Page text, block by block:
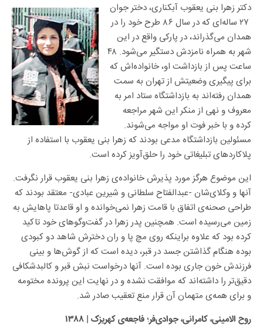
دکتر زهرا بنی یعقوب آبکناری، دختر جوان
۲۷ ساله‌ای که در سال ۸۶ طرح خود را در
همدان می‌گذراند، در پارکی واقع در این
شهر به همراه نامزدش دستگیر می‌شود. ۴۸
ساعت پس از بازداشت او، خانواده‌اش که
برای پیگیری وضعیتش از تهران به سمت
همدان رفته‌اند به بازداشتگاه ستاد امر به
معروف و نهی از منکر این شهر مراجعه
کرده و با خبر فوت او مواجه می‌شوند.
مسئولین بازداشتگاه مدعی بودند که زهرا بنی یعقوب با استفاده از
پلاکاردهای تبلیغاتی خود را حلق‌آویز کرده است.
این موضوع هرگز مورد پذیرش خانواده‌ی زهرا بنی یعقوب قرار نگرفت.
آنها و وکلای‌شان -عبدالفتاح سلطانی و شیرین عبادی- معتقد بودند که
طراحی صحنه‌ی اتفاق با قامت زهرا نمی‌خوانده و او قاعدتا پاهایش به
زمین می‌رسیده است. همچنین پدر زهرا در گفت‌وگوهای خود تاکید
کرده بود که علاوه براینکه روی مچ پا و ران دخترش شاهد دو کبودی
بوده هنگام گذاشتن جسد در قبر، دیده است که از گوش‌ها و بینی
فرزندش خون جاری بوده است. آنها درخواست نبش قبر و کالبدشکافی
دقیق‌تر را داشته‌اند که موافقت نشده و در نهایت این پرونده مختومه
و برای همه‌ی متهمان آن قرار منع تعقیب صادر شد.
روح الامینی، کامرانی، جوادی‌فر؛فاجعه‌ی کهریزک | ۱۳۸۸